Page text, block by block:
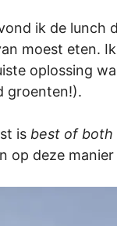
ik de lunch
moest eten.
oplossing
groenten!).
is best of both
op deze